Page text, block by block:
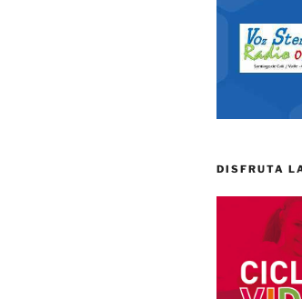
DISFRUTA